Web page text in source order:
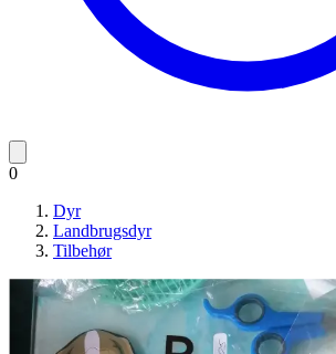
0
Dyr
Landbrugsdyr
Tilbehør